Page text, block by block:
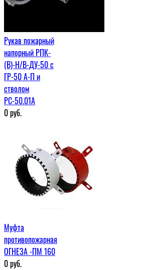
Рукав пожарный
напорный РПК-
(В)-Н/В-ДУ-50 с
ГР-50 А-П и
стволом
РС-50.01А
0руб.
Муфта
противопожарная
ОГНЕЗА -ПМ 160
0руб.